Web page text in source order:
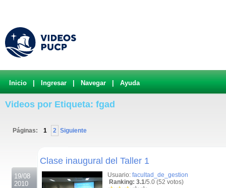
Inicio Ingresar Navegar Ayuda
Videos por Etiqueta: fgad
Páginas: 1 2 Siguiente
19/08
2010
Clase inaugural del Taller 1
Usuario: facultad_de_gestion
Ranking: 3.1/5.0 (52 votos)